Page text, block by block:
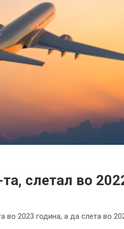
слетал во
во 2023 година, а да слета во